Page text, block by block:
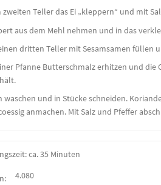
zweiten Teller das Ei „kleppern“ und mit
aus dem Mehl nehmen und in das
dritten Teller mit Sesamsamen füllen
Pfanne Butterschmalz erhitzen und
waschen und in Stücke schneiden.
anmachen. Mit Salz und Pfeffer
ca. 35 Minuten
4.080